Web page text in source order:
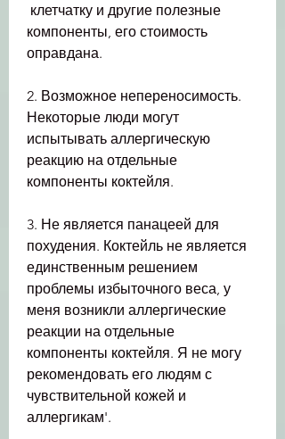
компоненты, его стоимость
оправдана.
2. Возможное непереносимость.
Некоторые люди могут
испытывать аллергическую
реакцию на отдельные
компоненты коктейля.
3. Не является панацеей для
похудения. Коктейль не является
единственным решением
проблемы избыточного веса, у
меня возникли аллергические
реакции на отдельные
компоненты коктейля. Я не могу
рекомендовать его людям с
чувствительной кожей и
аллергикам'.